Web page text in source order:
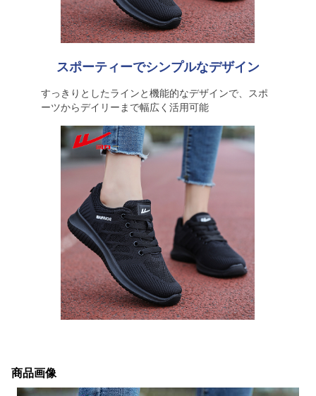
スポーティーでシンプルなデザイン
すっきりとしたラインと機能的なデザインで、スポ
ーツからデイリーまで幅広く活用可能
商品画像